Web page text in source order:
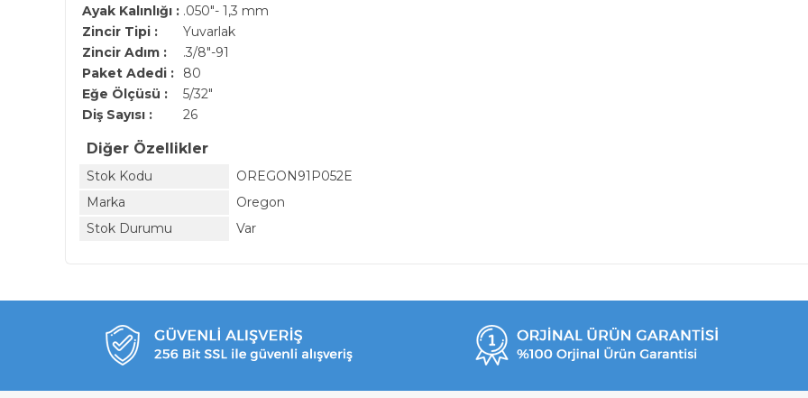
Ayak Kalınlığı : .050"- 1,3 mm
Zincir Tipi :
Yuvarlak
Zincir Adım :
.3/8"-91
Paket Adedi :
80
Eğe Ölçüsü :
5/32"
Diş Sayısı :
26
Diğer Özellikler
Stok Kodu
OREGON91P052E
Marka
Oregon
Stok Durumu
Var